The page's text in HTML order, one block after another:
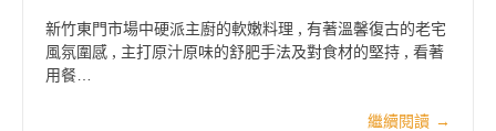
新竹東門市場中硬派主廚的軟嫩料理 , 有著溫馨復古的老宅
風氛圍感 , 主打原汁原味的舒肥手法及對食材的堅持 , 看著
用餐…
繼續閱讀 →